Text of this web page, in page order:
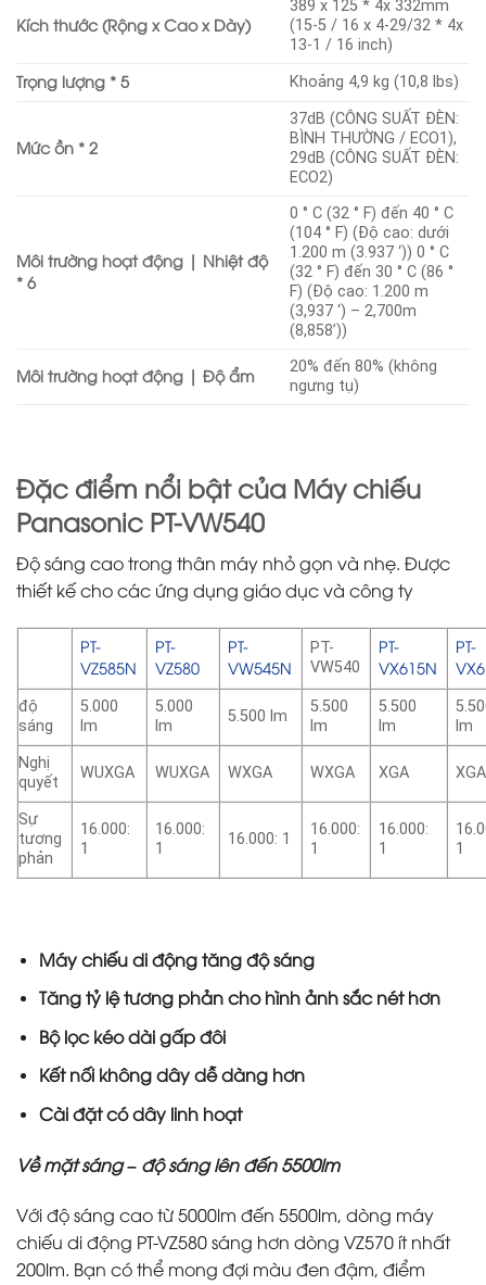
Kích thước (Rộng x Cao x Dày)
389 x 125 * 4x 332mm
(15-5 / 16 x 4-29/32 * 4x
13-1 / 16 inch)
Trọng lượng * 5 Khoảng 4,9 kg (10,8 lbs)
Mức ồn * 2
37dB (CÔNG SUẤT ĐÈN:
BÌNH THƯỜNG / ECO1),
29dB (CÔNG SUẤT ĐÈN:
ECO2)
Môi trường hoạt động | Nhiệt độ
* 6
0 ° C (32 ° F) đến 40 ° C
(104 ° F) (Độ cao: dưới
1.200 m (3.937 ‘)) 0 ° C
(32 ° F) đến 30 ° C (86 °
F) (Độ cao: 1.200 m
(3,937 ‘) – 2,700m
(8,858’))
Môi trường hoạt động | Độ ẩm
20% đến 80% (không
ngưng tụ)
Đặc điểm nổi bật của Máy chiếu
Panasonic PT-VW540
Độ sáng cao trong thân máy nhỏ gọn và nhẹ. Được
thiết kế cho các ứng dụng giáo dục và công ty
PT-
VZ585N
PT-
VZ580
PT-
VW545N
PT-
VW540
PT-
VX615N
PT-
độ
sáng
5.000
lm
5.000
lm
5.500 lm
5.500
lm
5.500
lm
lm
Nghị
quyết
WUXGA WUXGA WXGA WXGA XGA XGA
Sự
tương
phản
16.000:
1
16.000:
1
16.000: 1
16.000:
1
16.000:
1
1
Máy chiếu di động tăng độ sáng
Tăng tỷ lệ tương phản cho hình ảnh sắc nét hơn
Bộ lọc kéo dài gấp đôi
Kết nối không dây dễ dàng hơn
Cài đặt có dây linh hoạt
Về mặt sáng – độ sáng lên đến 5500lm
Với độ sáng cao từ 5000lm đến 5500lm, dòng máy
chiếu di động PT-VZ580 sáng hơn dòng VZ570 ít nhất
200lm. Bạn có thể mong đợi màu đen đậm, điểm